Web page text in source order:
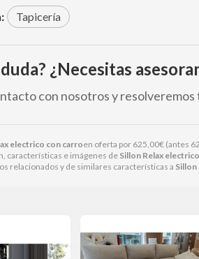
electrico con carroen oferta por 625,00€ (antes
características e imágenes de Sillon Relax
relacionados y de similares características a Sillon
Tapicería
¿Necesitas
con nosotros y resolveremos